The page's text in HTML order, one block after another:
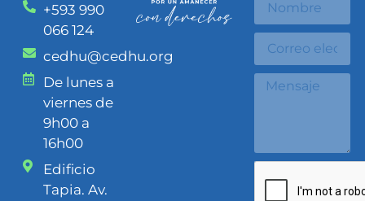
+593 990
066 124
cedhu@cedhu.org
De lunes a
viernes de
9h00 a
16h00
Edificio
Tapia. Av.